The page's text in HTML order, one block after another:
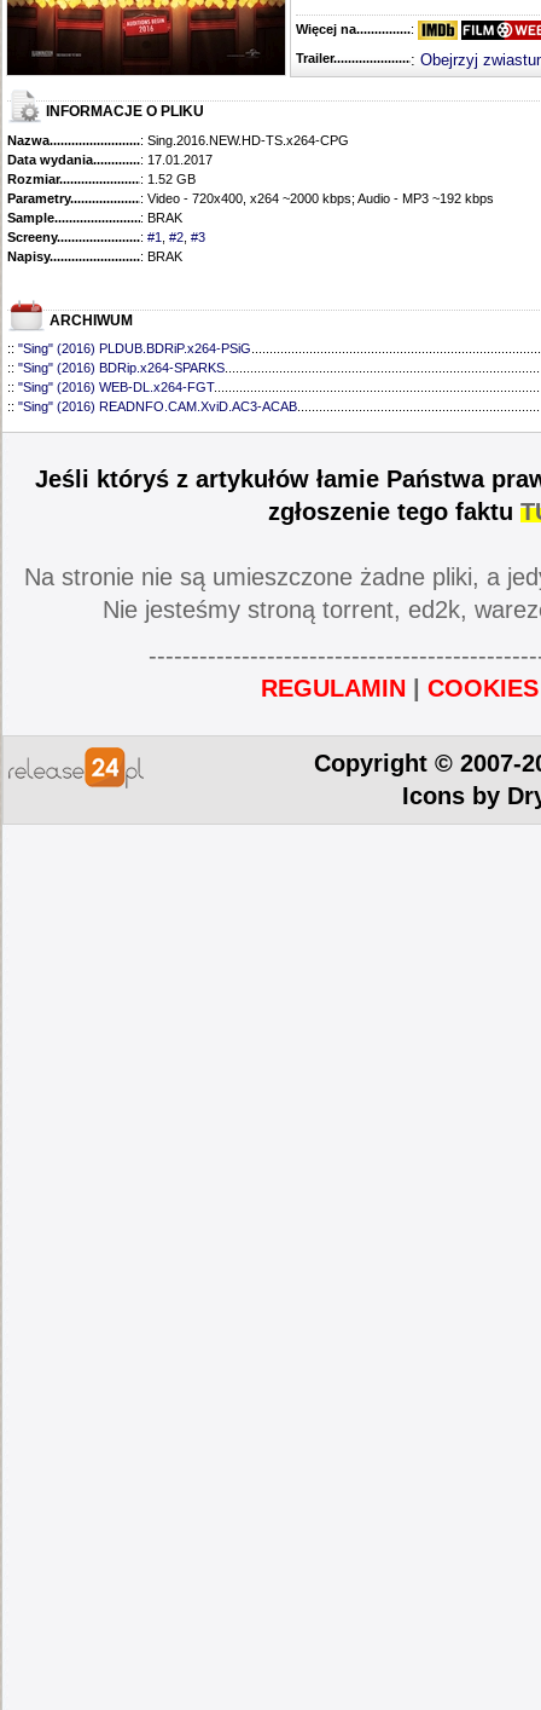
Więcej na........................................
:
Trailer...........................................
: Obejrzyj
INFORMACJE O PLIKU
Nazwa.............................................: Sing.2016.NEW.HD-TS.x264-CPG
Data wydania......................................
: 17.01.2017
Rozmiar...........................................
: 1.52 GB
Parametry.........................................: Video - 720x400, x264 ~2000 kbps; Audio - MP3 ~192 kbps
Sample............................................
: BRAK
Screeny...........................................
: #1 #2 #3
Napisy............................................
: BRAK
ARCHIWUM
:: "Sing" (2016) PLDUB.BDRiP.x264-PSiG
:: "Sing" (2016) BDRip.x264-SPARKS
:: "Sing" (2016) WEB-DL.x264-FGT
:: "Sing" (2016) READNFO.CAM.XviD.AC3-ACAB
Jeśli któryś z artykułów łamie Państwa
zgłoszenie tego faktu
Na stronie nie są umieszczone żadne pliki, a
Nie jesteśmy stroną torrent, ed2k,
REGULAMIN
COOKIES
Copyright © 2007-
Icons by